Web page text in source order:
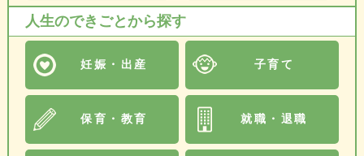
人生のできごとから探す
妊娠・出産 子育て
保育・教育 就職・退職